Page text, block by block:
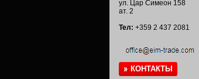
ул. Цар Симеон 158
ат. 2
Тел: +359 2 437 2081
КОНТАКТЫ